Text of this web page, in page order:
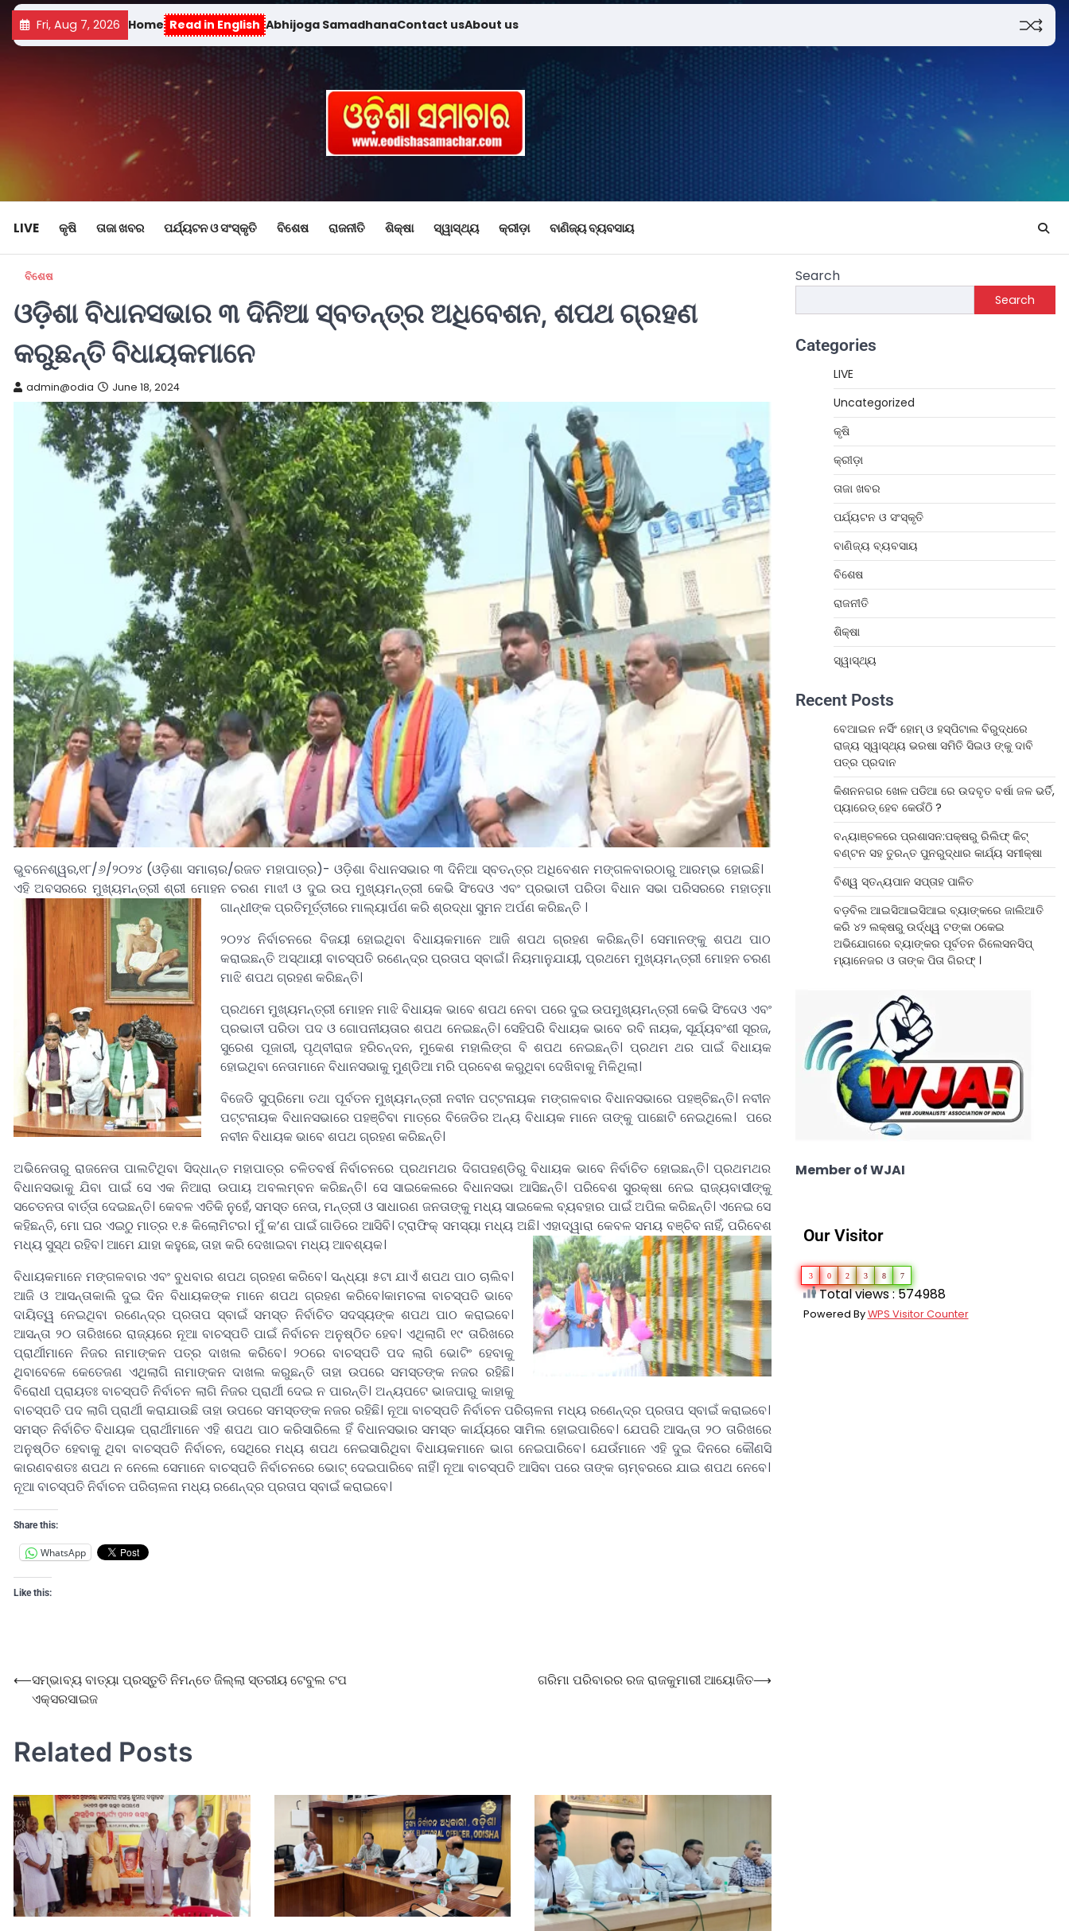
Fri, Aug 7, 2026 Home Read in English Abhijoga SamadhanaContact usAbout us
LIVE କୃଷି ତାଜା ଖବର ପର୍ଯ୍ୟଟନ ଓ ସଂସ୍କୃତି ବିଶେଷ ରାଜନୀତି ଶିକ୍ଷା ସ୍ୱାସ୍ଥ୍ୟ କ୍ରୀଡ଼ା ବାଣିଜ୍ୟ ବ୍ୟବସାୟ
ବିଶେଷ
ଓଡ଼ିଶା ବିଧାନସଭାର ୩ ଦିନିଆ ସ୍ବତନ୍ତ୍ର ଅଧିବେଶନ, ଶପଥ ଗ୍ରହଣ
କରୁଛନ୍ତି ବିଧାୟକମାନେ
admin@odia June 18, 2024
ଭୁବନେଶ୍ୱର,୧୮/୬/୨୦୨୪ (ଓଡ଼ିଶା ସମାଚାର/ରଜତ ମହାପାତ୍ର)- ଓଡ଼ିଶା ବିଧାନସଭାର ୩ ଦିନିଆ ସ୍ବତନ୍ତ୍ର ଅଧିବେଶନ ମଙ୍ଗଳବାରଠାରୁ ଆରମ୍ଭ ହୋଇଛି।
ଏହି ଅବସରରେ ମୁଖ୍ୟମନ୍ତ୍ରୀ ଶ୍ରୀ ମୋହନ ଚରଣ ମାଝୀ ଓ ଦୁଇ ଉପ ମୁଖ୍ୟମନ୍ତ୍ରୀ କେଭି ସିଂଦେଓ ଏବଂ ପ୍ରଭାତୀ ପରିଡା ବିଧାନ ସଭା ପରିସରରେ ମହାତ୍ମା
ଗାନ୍ଧୀଙ୍କ ପ୍ରତିମୂର୍ତ୍ତୀରେ ମାଲ୍ୟାର୍ପଣ କରି ଶ୍ରଦ୍ଧା ସୁମନ ଅର୍ପଣ କରିଛନ୍ତି ।
୨୦୨୪ ନିର୍ବାଚନରେ ବିଜୟୀ ହୋଇଥିବା ବିଧାୟକମାନେ ଆଜି ଶପଥ ଗ୍ରହଣ କରିଛନ୍ତି। ସେମାନଙ୍କୁ ଶପଥ ପାଠ
କରାଇଛନ୍ତି ଅସ୍ଥାୟୀ ବାଚସ୍ପତି ରଣେନ୍ଦ୍ର ପ୍ରତାପ ସ୍ବାଇଁ। ନିୟମାନୁଯାୟୀ, ପ୍ରଥମେ ମୁଖ୍ୟମନ୍ତ୍ରୀ ମୋହନ ଚରଣ
ମାଝି ଶପଥ ଗ୍ରହଣ କରିଛନ୍ତି।
ପ୍ରଥମେ ମୁଖ୍ୟମନ୍ତ୍ରୀ ମୋହନ ମାଝି ବିଧାୟକ ଭାବେ ଶପଥ ନେବା ପରେ ଦୁଇ ଉପମୁଖ୍ୟମନ୍ତ୍ରୀ କେଭି ସିଂଦେଓ ଏବଂ
ପ୍ରଭାତୀ ପରିଡା ପଦ ଓ ଗୋପନୀୟତାର ଶପଥ ନେଇଛନ୍ତି। ସେହିପରି ବିଧାୟକ ଭାବେ ରବି ନାୟକ, ସୂର୍ଯ୍ୟବଂଶୀ ସୂରଜ,
ସୁରେଶ ପୂଜାରୀ, ପୃଥ୍ବୀରାଜ ହରିଚନ୍ଦନ, ମୁକେଶ ମହାଲିଙ୍ଗ ବି ଶପଥ ନେଇଛନ୍ତି। ପ୍ରଥମ ଥର ପାଇଁ ବିଧାୟକ
ହୋଇଥିବା ନେତାମାନେ ବିଧାନସଭାକୁ ମୁଣ୍ଡିଆ ମରି ପ୍ରବେଶ କରୁଥିବା ଦେଖିବାକୁ ମିଳିଥିଲା।
ବିଜେଡି ସୁପ୍ରିମୋ ତଥା ପୂର୍ବତନ ମୁଖ୍ୟମନ୍ତ୍ରୀ ନବୀନ ପଟ୍ଟନାୟକ ମଙ୍ଗଳବାର ବିଧାନସଭାରେ ପହଞ୍ଚିଛନ୍ତି। ନବୀନ
ପଟ୍ଟନାୟକ ବିଧାନସଭାରେ ପହଞ୍ଚିବା ମାତ୍ରେ ବିଜେଡିର ଅନ୍ୟ ବିଧାୟକ ମାନେ ତାଙ୍କୁ ପାଛୋଟି ନେଇଥିଲେ। ପରେ
ନବୀନ ବିଧାୟକ ଭାବେ ଶପଥ ଗ୍ରହଣ କରିଛନ୍ତି।
ଅଭିନେତାରୁ ରାଜନେତା ପାଲଟିଥିବା ସିଦ୍ଧାନ୍ତ ମହାପାତ୍ର ଚଳିତବର୍ଷ ନିର୍ବାଚନରେ ପ୍ରଥମଥର ଦିଗପହଣ୍ଡିରୁ ବିଧାୟକ ଭାବେ ନିର୍ବାଚିତ ହୋଇଛନ୍ତି। ପ୍ରଥମଥର
ବିଧାନସଭାକୁ ଯିବା ପାଇଁ ସେ ଏକ ନିଆରା ଉପାୟ ଅବଲମ୍ବନ କରିଛନ୍ତି। ସେ ସାଇକେଲରେ ବିଧାନସଭା ଆସିଛନ୍ତି। ପରିବେଶ ସୁରକ୍ଷା ନେଇ ରାଜ୍ୟବାସୀଙ୍କୁ
ସଚେତନତା ବାର୍ତ୍ତା ଦେଇଛନ୍ତି। କେବଳ ଏତିକି ନୁହେଁ, ସମସ୍ତ ନେତା, ମନ୍ତ୍ରୀ ଓ ସାଧାରଣ ଜନତାଙ୍କୁ ମଧ୍ୟ ସାଇକେଲ ବ୍ୟବହାର ପାଇଁ ଅପିଲ କରିଛନ୍ତି। ଏନେଇ ସେ
କହିଛନ୍ତି, ମୋ ଘର ଏଇଠୁ ମାତ୍ର ୧.୫ କିଲୋମିଟର। ମୁଁ କ’ଣ ପାଇଁ ଗାଡିରେ ଆସିବି। ଟ୍ରାଫିକ୍‌ ସମସ୍ୟା ମଧ୍ୟ ଅଛି। ଏହାଦ୍ୱାରା କେବଳ ସମୟ ବଞ୍ଚିବ ନାହିଁ, ପରିବେଶ
ମଧ୍ୟ ସୁସ୍ଥ ରହିବ। ଆମେ ଯାହା କହୁଛେ, ତାହା କରି ଦେଖାଇବା ମଧ୍ୟ ଆବଶ୍ୟକ।
ବିଧାୟକମାନେ ମଙ୍ଗଳବାର ଏବଂ ବୁଧବାର ଶପଥ ଗ୍ରହଣ କରିବେ। ସନ୍ଧ୍ୟା ୫ଟା ଯାଏଁ ଶପଥ ପାଠ ଚାଲିବ।
ଆଜି ଓ ଆସନ୍ତାକାଲି ଦୁଇ ଦିନ ବିଧାୟକଙ୍କ ମାନେ ଶପଥ ଗ୍ରହଣ କରିବେ।କାମଚଳା ବାଚସ୍ପତି ଭାବେ
ଦାୟିତ୍ୱ ନେଇଥିବା ରଣେନ୍ଦ୍ର ପ୍ରତାପ ସ୍ବାଇଁ ସମସ୍ତ ନିର୍ବାଚିତ ସଦସ୍ୟଙ୍କ ଶପଥ ପାଠ କରାଇବେ।
ଆସନ୍ତା ୨୦ ତାରିଖରେ ରାଜ୍ୟରେ ନୂଆ ବାଚସ୍ପତି ପାଇଁ ନିର୍ବାଚନ ଅନୁଷ୍ଠିତ ହେବ। ଏଥିଲାଗି ୧୯ ତାରିଖରେ
ପ୍ରାର୍ଥୀମାନେ ନିଜର ନାମାଙ୍କନ ପତ୍ର ଦାଖଲ କରିବେ। ୨୦ରେ ବାଚସ୍ପତି ପଦ ଲାଗି ଭୋଟିଂ ହେବାକୁ
ଥିବାବେଳେ କେତେଜଣ ଏଥିଲାଗି ନାମାଙ୍କନ ଦାଖଲ କରୁଛନ୍ତି ତାହା ଉପରେ ସମସ୍ତଙ୍କ ନଜର ରହିଛି।
ବିରୋଧୀ ପ୍ରାୟତଃ ବାଚସ୍ପତି ନିର୍ବାଚନ ଲାଗି ନିଜର ପ୍ରାର୍ଥୀ ଦେଇ ନ ପାରନ୍ତି। ଅନ୍ୟପଟେ ଭାଜପାରୁ କାହାକୁ
ବାଚସ୍ପତି ପଦ ଲାଗି ପ୍ରାର୍ଥୀ କରାଯାଉଛି ତାହା ଉପରେ ସମସ୍ତଙ୍କ ନଜର ରହିଛି। ନୂଆ ବାଚସ୍ପତି ନିର୍ବାଚନ ପରିଚାଳନା ମଧ୍ୟ ରଣେନ୍ଦ୍ର ପ୍ରତାପ ସ୍ବାଇଁ କରାଇବେ।
ସମସ୍ତ ନିର୍ବାଚିତ ବିଧାୟକ ପ୍ରାର୍ଥୀମାନେ ଏହି ଶପଥ ପାଠ କରିସାରିଲେ ହିଁ ବିଧାନସଭାର ସମସ୍ତ କାର୍ଯ୍ୟରେ ସାମିଲ ହୋଇପାରିବେ। ଯେପରି ଆସନ୍ତା ୨୦ ତାରିଖରେ
ଅନୁଷ୍ଠିତ ହେବାକୁ ଥିବା ବାଚସ୍ପତି ନିର୍ବାଚନ, ସେଥିରେ ମଧ୍ୟ ଶପଥ ନେଇସାରିଥିବା ବିଧାୟକମାନେ ଭାଗ ନେଇପାରିବେ। ଯେଉଁମାନେ ଏହି ଦୁଇ ଦିନରେ କୌଣସି
କାରଣବଶତଃ ଶପଥ ନ ନେଲେ ସେମାନେ ବାଚସ୍ପତି ନିର୍ବାଚନରେ ଭୋଟ୍‌ ଦେଇପାରିବେ ନାହିଁ। ନୂଆ ବାଚସ୍ପତି ଆସିବା ପରେ ତାଙ୍କ ଚାମ୍ବରରେ ଯାଇ ଶପଥ ନେବେ।
ନୂଆ ବାଚସ୍ପତି ନିର୍ବାଚନ ପରିଚାଳନା ମଧ୍ୟ ରଣେନ୍ଦ୍ର ପ୍ରତାପ ସ୍ବାଇଁ କରାଇବେ।
Share this:
WhatsApp
Like this:
⟵ସମ୍ଭାବ୍ୟ ବାତ୍ୟା ପ୍ରସ୍ତୁତି ନିମନ୍ତେ ଜିଲ୍ଲା ସ୍ତରୀୟ ଟେବୁଲ ଟପ
ଏକ୍ସରସାଇଜ
ଗରିମା ପରିବାରର ରଜ ରାଜକୁମାରୀ ଆୟୋଜିତ⟶
Related Posts
Search
Search
Categories
LIVE
Uncategorized
କୃଷି
କ୍ରୀଡ଼ା
ତାଜା ଖବର
ପର୍ଯ୍ୟଟନ ଓ ସଂସ୍କୃତି
ବାଣିଜ୍ୟ ବ୍ୟବସାୟ
ବିଶେଷ
ରାଜନୀତି
ଶିକ୍ଷା
ସ୍ୱାସ୍ଥ୍ୟ
Recent Posts
ବେଆଇନ ନର୍ସିଂ ହୋମ୍ ଓ ହସ୍ପିଟାଲ ବିରୁଦ୍ଧରେ
ରାଜ୍ୟ ସ୍ୱାସ୍ଥ୍ୟ ଭରଷା ସମିତି ସିଇଓ ଙ୍କୁ ଦାବି
ପତ୍ର ପ୍ରଦାନ
କିଶନନଗର ଖେଳ ପଡିଆ ରେ ଉଦବୃତ ବର୍ଷା ଜଳ ଭର୍ତି,
ପ୍ୟାରେଡ୍ ହେବ କେଉଁଠି ?
ବନ୍ୟାଞ୍ଚଳରେ ପ୍ରଶାସନ:ପକ୍ଷରୁ ରିଲିଫ୍ କିଟ୍
ବଣ୍ଟନ ସହ ତୁରନ୍ତ ପୁନରୁଦ୍ଧାର କାର୍ଯ୍ୟ ସମୀକ୍ଷା
ବିଶ୍ୱ ସ୍ତନ୍ୟପାନ ସପ୍ତାହ ପାଳିତ
ବଡ଼ବିଲ ଆଇସିଆଇସିଆଇ ବ୍ୟାଙ୍କରେ ଜାଲିଆତି
କରି ୪୨ ଲକ୍ଷରୁ ଉର୍ଦ୍ଧ୍ୱ ଟଙ୍କା ଠକେଇ
ଅଭିଯୋଗରେ ବ୍ୟାଙ୍କର ପୂର୍ବତନ ରିଲେସନସିପ୍
ମ୍ୟାନେଜର ଓ ତାଙ୍କ ପିତା ଗିରଫ୍ ।
Member of WJAI
Our Visitor
3 0 2 3 8 7
Total views : 574988
Powered ByWPS Visitor Counter